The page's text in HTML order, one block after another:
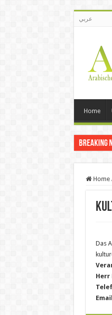
عربي
Home
Breaking
Home
Das
Herr